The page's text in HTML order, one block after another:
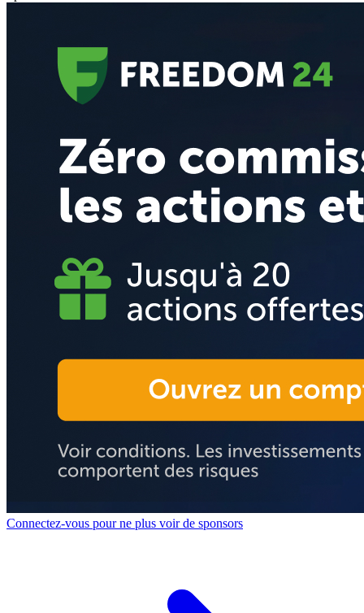
Connectez-vous pour ne plus voir de sponsors